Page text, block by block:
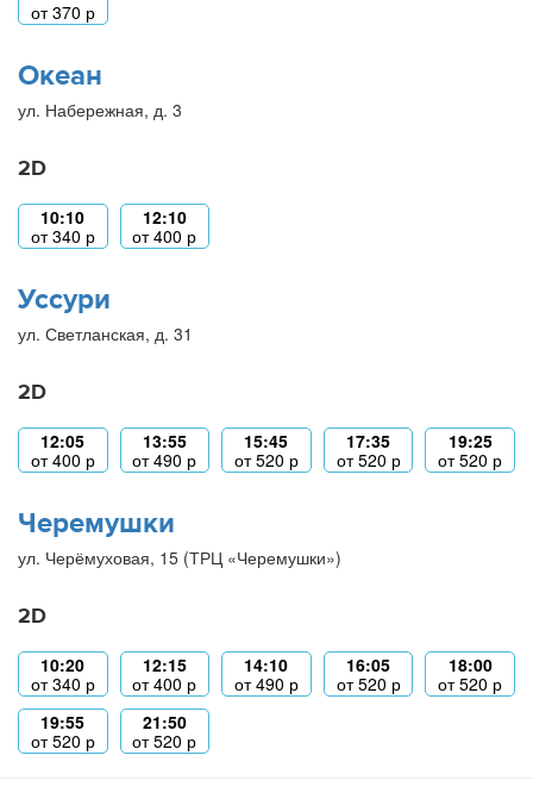
от370 р
Океан
ул. Набережная, д. 3
2D
10:10
от340 р
12:10
от400 р
Уссури
ул. Светланская, д. 31
2D
12:05
от400 р
13:55
от490 р
15:45
от520 р
17:35
от520 р
19:25
от520 р
Черемушки
ул. Черёмуховая, 15 (ТРЦ «Черемушки»)
2D
10:20
от340 р
12:15
от400 р
14:10
от490 р
16:05
от520 р
18:00
от520 р
19:55
от520 р
21:50
от520 р